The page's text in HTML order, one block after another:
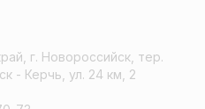
г. Новороссийск, тер.
- Керчь, ул. 24 км, 2